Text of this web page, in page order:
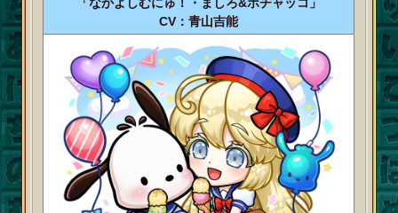
CV：青山吉能